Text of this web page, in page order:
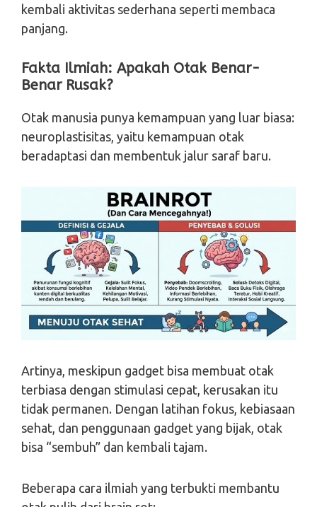
kembali aktivitas sederhana seperti membaca
panjang.
Fakta Ilmiah: Apakah Otak Benar-
Benar Rusak?
Otak manusia punya kemampuan yang luar biasa:
neuroplastisitas, yaitu kemampuan otak
beradaptasi dan membentuk jalur saraf baru.
Artinya, meskipun gadget bisa membuat otak
terbiasa dengan stimulasi cepat, kerusakan itu
tidak permanen. Dengan latihan fokus, kebiasaan
sehat, dan penggunaan gadget yang bijak, otak
bisa “sembuh” dan kembali tajam.
Beberapa cara ilmiah yang terbukti membantu